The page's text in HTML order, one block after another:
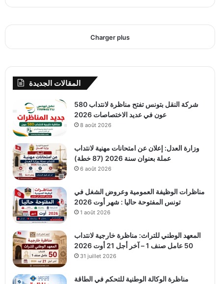
Charger plus
المقالات الجديدة
شركة النقل بتونس تفتح مناظرة لانتداب 580
عون في عديد الاختصاصات 2026
8 août 2026
وزارة العدل: إعلان عن امتحانات مهنية لانتداب
عملة بعنوان سنة 2026 (87 خطة)
6 août 2026
مناظرات الوظيفة العمومية وعروض الشغل في
تونس المفتوحة حاليا : شهر أوت 2026
1 août 2026
المعهد الوطني للتراث: مناظرة خارجية لانتداب
50 عامل صنف 1 – آخر أجل 21 أوت 2026
31 juillet 2026
مناظرة الوكالة الوطنية للتحكم في الطاقة